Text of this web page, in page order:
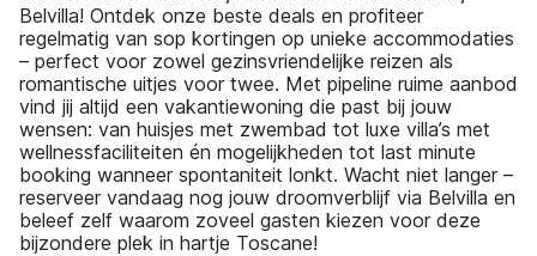
Belvilla! Ontdek onze beste deals en profiteer
regelmatig van sop kortingen op unieke accommodaties
– perfect voor zowel gezinsvriendelijke reizen als
romantische uitjes voor twee. Met pipeline ruime aanbod
vind jij altijd een vakantiewoning die past bij jouw
wensen: van huisjes met zwembad tot luxe villa’s met
wellnessfaciliteiten én mogelijkheden tot last minute
booking wanneer spontaniteit lonkt. Wacht niet langer –
reserveer vandaag nog jouw droomverblijf via Belvilla en
beleef zelf waarom zoveel gasten kiezen voor deze
bijzondere plek in hartje Toscane!